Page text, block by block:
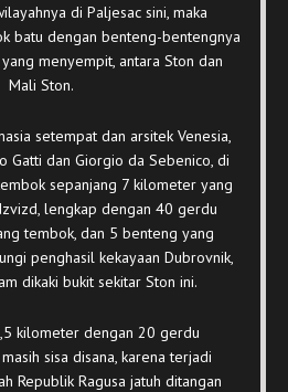
di Paljesac sini, maka
batu dengan benteng-bentengnya
menyempit, antara Ston dan
Mali Ston.
setempat dan arsitek Venesia,
Gatti dan Giorgio da Sebenico, di
sepanjang 7 kilometer yang
lengkap dengan 40 gerdu
tembok, dan 5 benteng yang
penghasil kekayaan Dubrovnik,
dikaki bukit sekitar Ston ini.
kilometer dengan 20 gerdu
sisa disana, karena terjadi
Republik Ragusa jatuh ditangan